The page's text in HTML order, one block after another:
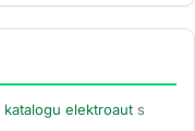
katalogu elektroaut s